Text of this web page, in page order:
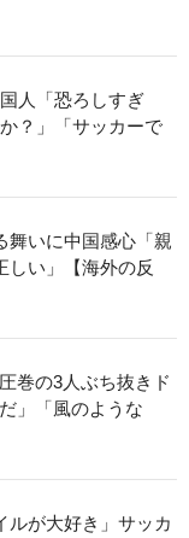
挙！中国人「恐ろ
とが可能なの
ら…」【海外の反
の振る舞いに中国
「謙虚で礼儀正し
巻の3人ぶち抜きド
」「風のような
スタイルが大好